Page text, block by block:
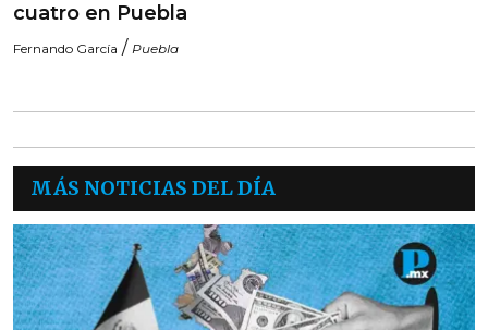
cuatro en Puebla
Fernando García / Puebla
MÁS NOTICIAS DEL DÍA